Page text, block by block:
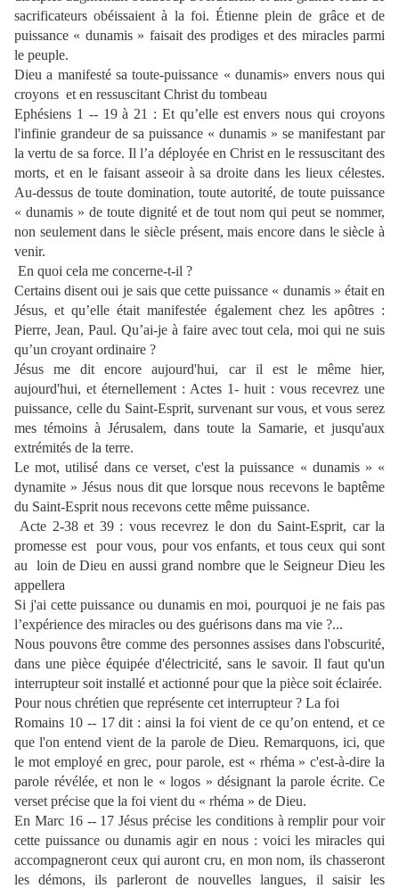
sacrificateurs obéissaient à la foi. Étienne plein de grâce et de
puissance « dunamis » faisait des prodiges et des miracles parmi
le peuple.
Dieu a manifesté sa toute-puissance « dunamis» envers nous qui
croyons et en ressuscitant Christ du tombeau
Ephésiens 1 -- 19 à 21 : Et qu’elle est envers nous qui croyons
l'infinie grandeur de sa puissance « dunamis » se manifestant par
la vertu de sa force. Il l’a déployée en Christ en le ressuscitant des
morts, et en le faisant asseoir à sa droite dans les lieux célestes.
Au-dessus de toute domination, toute autorité, de toute puissance
« dunamis » de toute dignité et de tout nom qui peut se nommer,
non seulement dans le siècle présent, mais encore dans le siècle à
venir.
En quoi cela me concerne-t-il ?
Certains disent oui je sais que cette puissance « dunamis » était en
Jésus, et qu’elle était manifestée également chez les apôtres :
Pierre, Jean, Paul. Qu’ai-je à faire avec tout cela, moi qui ne suis
qu’un croyant ordinaire ?
Jésus me dit encore aujourd'hui, car il est le même hier,
aujourd'hui, et éternellement : Actes 1- huit : vous recevrez une
puissance, celle du Saint-Esprit, survenant sur vous, et vous serez
mes témoins à Jérusalem, dans toute la Samarie, et jusqu'aux
extrémités de la terre.
Le mot, utilisé dans ce verset, c'est la puissance « dunamis » «
dynamite » Jésus nous dit que lorsque nous recevons le baptême
du Saint-Esprit nous recevons cette même puissance.
Acte 2-38 et 39 : vous recevrez le don du Saint-Esprit, car la
promesse est
pour vous, pour vos enfants, et tous ceux qui sont
au
loin de Dieu en aussi grand nombre que le Seigneur Dieu les
appellera
Si j'ai cette puissance ou dunamis en moi, pourquoi je ne fais pas
l’expérience des miracles ou des guérisons dans ma vie ?...
Nous pouvons être comme des personnes assises dans l'obscurité,
dans une pièce équipée d'électricité, sans le savoir. Il faut qu'un
interrupteur soit installé et actionné pour que la pièce soit éclairée.
Pour nous chrétien que représente cet interrupteur ? La foi
Romains 10 -- 17 dit : ainsi la foi vient de ce qu’on entend, et ce
que l'on entend vient de la parole de Dieu. Remarquons, ici, que
le mot employé en grec, pour parole, est « rhéma » c'est-à-dire la
parole révélée, et non le « logos » désignant la parole écrite. Ce
verset précise que la foi vient du « rhéma » de Dieu.
En Marc 16 -- 17 Jésus précise les conditions à remplir pour voir
cette puissance ou dunamis agir en nous : voici les miracles qui
accompagneront ceux qui auront cru, en mon nom, ils chasseront
les démons, ils parleront de nouvelles langues, il saisir les